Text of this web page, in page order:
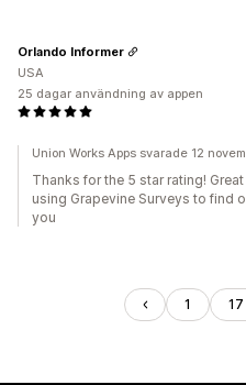
Orlando Informer
USA
25 dagar användning av appen
Union Works Apps svarade 12
Thanks for the 5 star rating!
using Grapevine Surveys to find
you
1 17